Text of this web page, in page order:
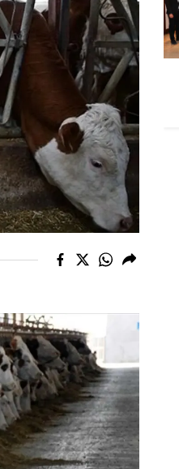
Hakkari
Hatay
Mersin
İstanbul
İzmir
Kars
Kastamonu
Kırklareli
Kırşehir
Kocaeli
Konya
Kütahya